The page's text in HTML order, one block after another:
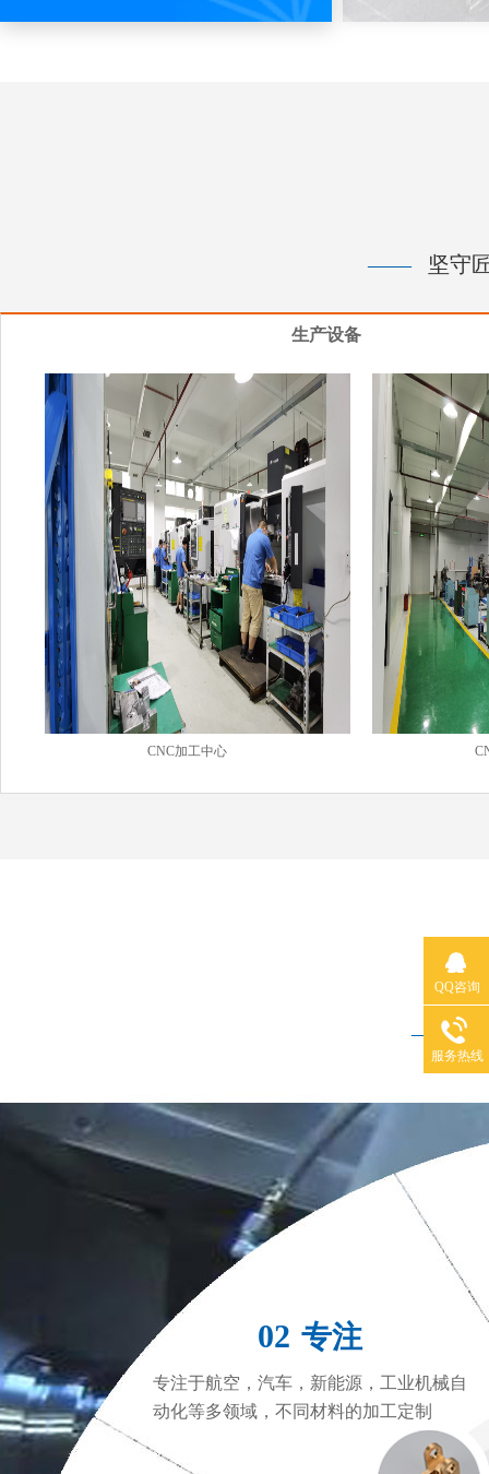
—— 坚守
生产设备
CNC加工中心
CNC加工中心
——
02 专注
专注于航空，汽车，新能源，工业机械自
动化等多领域，不同材料的加工定制
QQ咨询
服务热线